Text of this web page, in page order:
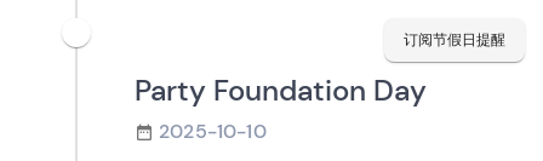
订阅节假日提醒
Party Foundation Day
2025-10-10